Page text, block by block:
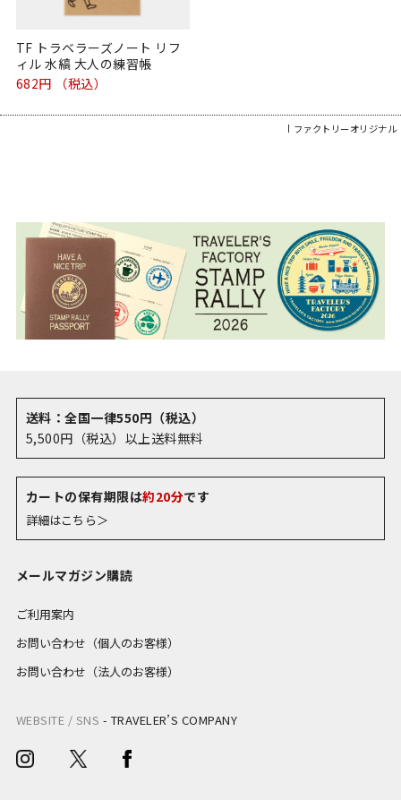
TF トラベラーズノート リフ
ィル 水縞 大人の練習帳
682円 （税込）
ファクトリーオリジナル
送料：全国一律550円（税込）
5,500円（税込）以上送料無料
カートの保有期限は約20分です
詳細はこちら＞
メールマガジン購読
ご利用案内
お問い合わせ（個人のお客様）
お問い合わせ（法人のお客様）
WEBSITE / SNS - TRAVELER’S COMPANY